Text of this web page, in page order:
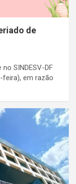
de
SINDESV-DF
feira), em razão